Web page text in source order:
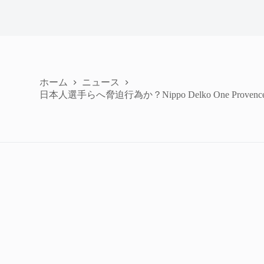
ホーム
ニュース
日本人選手らへ脅迫行為か？Nippo Delko One